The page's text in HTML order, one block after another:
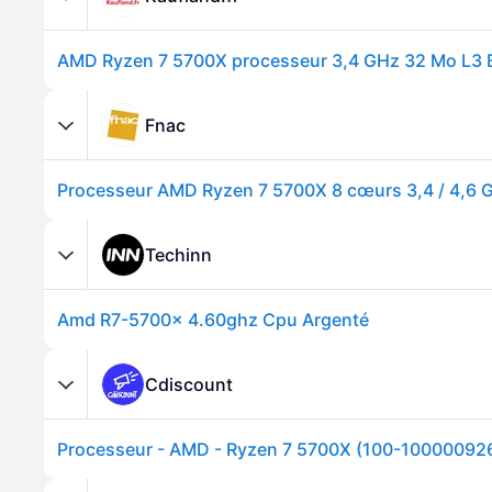
AMD Ryzen 7 5700X processeur 3,4 GHz 32 Mo L3
Fnac
Processeur AMD Ryzen 7 5700X 8 cœurs 3,4 / 4,6
Techinn
Amd R7-5700x 4.60ghz Cpu Argenté
Cdiscount
Processeur - AMD - Ryzen 7 5700X (100-